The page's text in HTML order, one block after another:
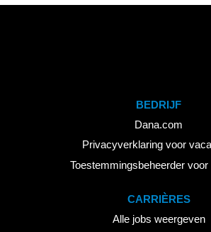
BEDRIJF
Dana.com
Privacyverklaring voor
Toestemmingsbeheerder
CARRIÈRES
Alle jobs weergeven